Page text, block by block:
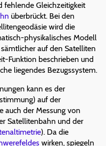
fehlende Gleichzeitigkeit
überbrückt. Bei den
wird die
physikalisches Modell
auf den Satelliten
Funktion beschrieben und
liegendes Bezugssystem.
kann es der
auf der
auch der Messung von
Satellitenbahn und der
). Da die
wirken, spiegeln